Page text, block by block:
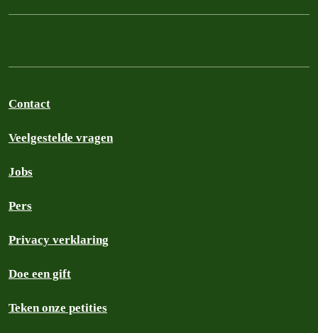
Contact
Veelgestelde vragen
Jobs
Pers
Privacy verklaring
Doe een gift
Teken onze petities